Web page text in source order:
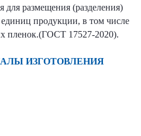
для размещения (разделения)
продукции, в том числе
пленок.(ГОСТ 17527-2020).
ИЗГОТОВЛЕНИЯ